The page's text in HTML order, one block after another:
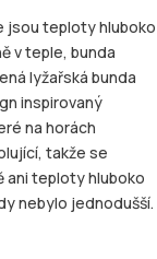
jsou teploty hluboko
v teple, bunda
lyžařská bunda
inspirovaný
na horách
takže se
ani teploty hluboko
nebylo jednodušší.